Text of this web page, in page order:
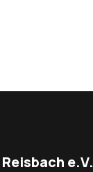
e.V.